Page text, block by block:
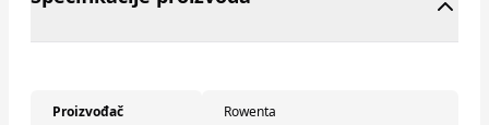
Proizvođač Rowenta